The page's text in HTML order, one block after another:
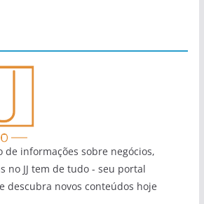
de informações sobre negócios,
no JJ tem de tudo - seu portal
descubra novos conteúdos hoje